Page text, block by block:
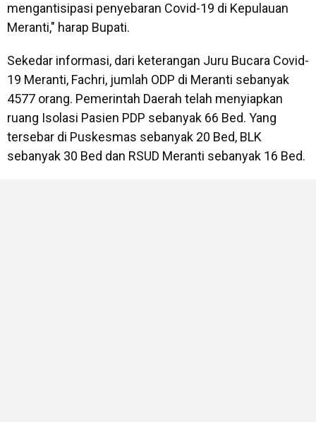
mengantisipasi penyebaran Covid-19 di Kepulauan
Meranti," harap Bupati.
Sekedar informasi, dari keterangan Juru Bucara Covid-
19 Meranti, Fachri, jumlah ODP di Meranti sebanyak
4577 orang. Pemerintah Daerah telah menyiapkan
ruang Isolasi Pasien PDP sebanyak 66 Bed. Yang
tersebar di Puskesmas sebanyak 20 Bed, BLK
sebanyak 30 Bed dan RSUD Meranti sebanyak 16 Bed.